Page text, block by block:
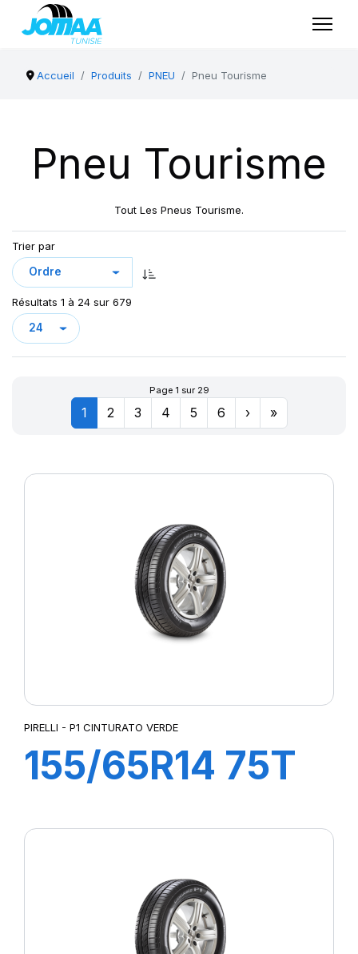
Accueil Produits PNEU Pneu Tourisme
Pneu Tourisme
Tout Les Pneus Tourisme.
Trier par
Résultats 1 à 24 sur 679
Page 1 sur 29
1 2 3 4 5 6 › »
PIRELLI - P1 CINTURATO VERDE
155/65R14 75T